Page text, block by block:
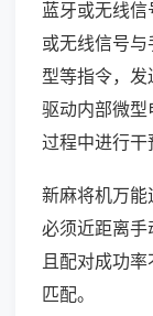
蓝牙或无线
或无线信号
型等指令，
驱动内部微
过程中进行干
新麻将机万能
必须近距离手
且配对成功
匹配。